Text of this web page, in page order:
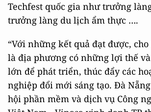
Techfest quốc gia như trưởng
trưởng làng du lịch ẩm thực ….
“Với những kết quả đạt được,
là địa phương có những lợi thế
lớn để phát triển, thúc đẩy các
nghiệp đổi mới sáng tạo. Đà
hội phần mềm và dịch vụ Công